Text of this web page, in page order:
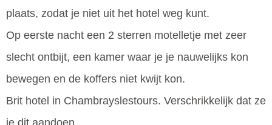
plaats, zodat je niet uit het hotel weg kunt.
Op eerste nacht een 2 sterren motelletje met zeer
slecht ontbijt, een kamer waar je je nauwelijks kon
bewegen en de koffers niet kwijt kon.
Brit hotel in Chambrayslestours. Verschrikkelijk dat ze
je dit aandoen.